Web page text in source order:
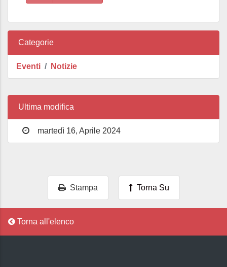
Categorie
Eventi Notizie
Ultima modifica
martedì 16, Aprile 2024
Stampa Torna Su
Torna all'elenco